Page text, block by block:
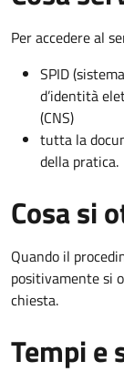
Per accedere al
SPID
d’identità
(CNS)
tutta la
della pratica.
Cosa si
Quando il
positivamente si
chiesta.
Tempi e